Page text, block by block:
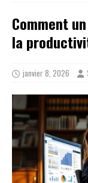
Comment
la
janvier 8, 2026